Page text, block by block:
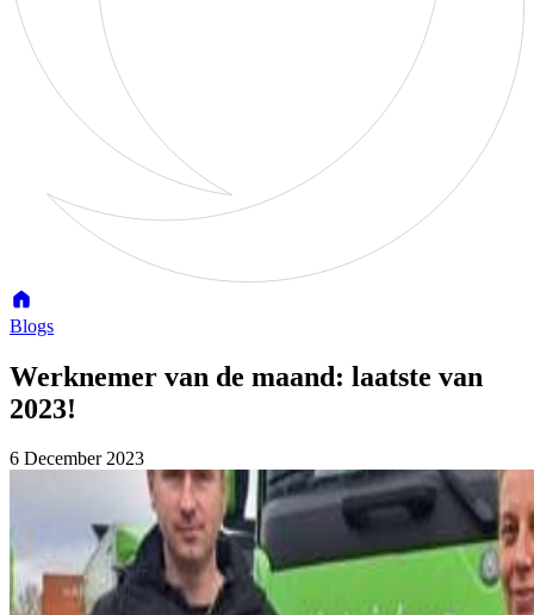
Blogs
Werknemer van de maand: laatste van
2023!
6 December 2023